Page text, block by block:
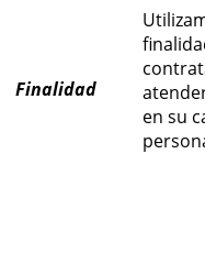
Finalidad
en su